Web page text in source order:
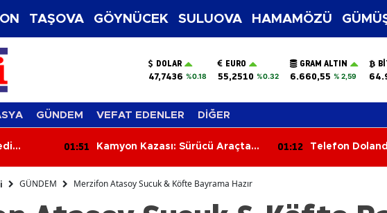
TAŞOVA GÖYNÜCEK SULUOVA HAMAMÖZÜ
DOLAR
47,7436 %0.18
EURO
55,2510 %0.32
GRAM ALTIN
6.660,55 % 2,59
GÜNDEM VEFAT EDENLER DİĞER
01:51
Kamyon Kazası: Sürücü Araçta
01:12
Telefon
GÜNDEM Merzifon Atasoy Sucuk & Köfte Bayrama Hazır